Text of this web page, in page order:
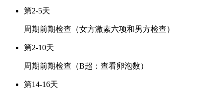
第2-5天
周期前期检查（女方激素六项和男方检查）
第2-10天
周期前期检查（B超：查看卵泡数）
第14-16天